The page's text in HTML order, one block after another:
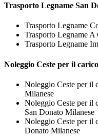
Trasporto Legname San
Trasporto Legname
Trasporto Legname
Trasporto Legname
Noleggio Ceste per il
Noleggio Ceste per il
Milanese
Noleggio Ceste per il
San Donato Milanese
Noleggio Ceste per il
Donato Milanese